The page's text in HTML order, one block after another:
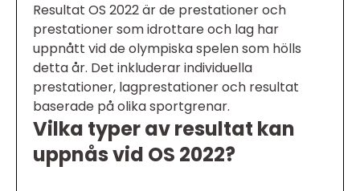
Resultat OS 2022 är de prestationer och
prestationer som idrottare och lag har
uppnått vid de olympiska spelen som hölls
detta år. Det inkluderar individuella
prestationer, lagprestationer och resultat
baserade på olika sportgrenar.
Vilka typer av resultat kan
uppnås vid OS 2022?